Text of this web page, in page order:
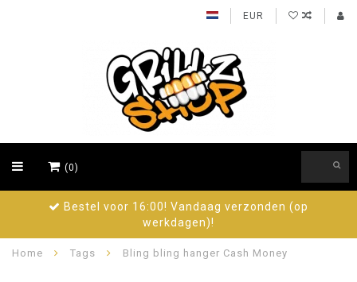
EUR
(0)
Bestel voor 16:00! Vandaag verzonden (op
werkdagen)!
Home Tags Bling bling hanger Cash Money